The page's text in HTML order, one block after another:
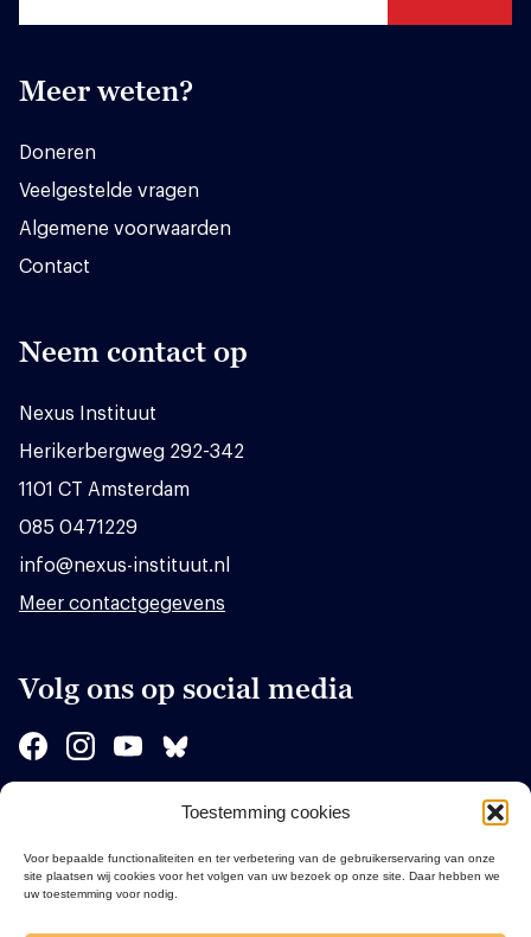
Toestemming cookies
Voor bepaalde functionaliteiten en ter verbetering van de gebruikerservaring van onze
site plaatsen wij cookies voor het volgen van uw bezoek op onze site. Daar hebben we
uw toestemming voor nodig.
Meer weten?
Doneren
Veelgestelde vragen
Algemene voorwaarden
Contact
Neem contact op
Nexus Instituut
Herikerbergweg 292-342
1101 CT Amsterdam
085 0471229
info@nexus-instituut.nl
Meer contactgegevens
Volg ons op social media